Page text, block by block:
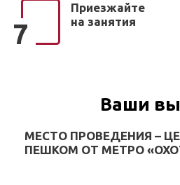
7
Приезжайте
на занятия
Ваши
МЕСТО ПРОВЕДЕНИЯ –
ПЕШКОМ ОТ МЕТРО